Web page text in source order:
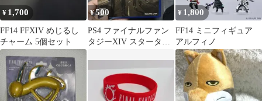
¥ 1,700
FF14 FFXIV めじるし
チャーム 5個セット
¥500
PS4 ファイナルファン
タジーXIV スターター
¥ 1,800
FF14 ミニフィギュア
アルフィノ